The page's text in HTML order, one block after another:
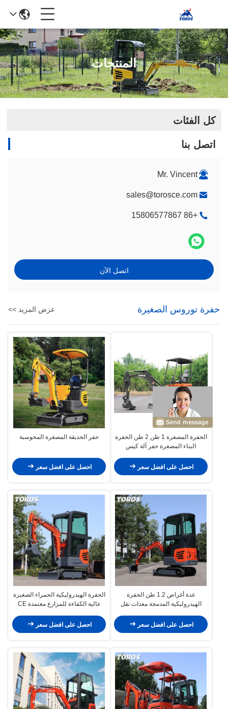
المنتجات
كل الفئات
اتصل بنا
Mr. Vincent
sales@torosce.com
+86 15806577867
اتصل الآن
حفرة توروس الصغيرة عرض المزيد >>
الحفرة المصغرة 1 طن 2 طن الحفرة
البناء المصغرة حفر آلة كيس
احصل على افضل سعر
حفر الحديقة المصغرة المحوسبة
احصل على افضل سعر
عدة أغراض 1.2 طن الحفرة
الهيدروليكية المدمجة معدات نقل
احصل على افضل سعر
الحفرة الهيدروليكية الحمراء الصغيرة
عالية الكفاءة للمزارع معتمدة CE
احصل على افضل سعر